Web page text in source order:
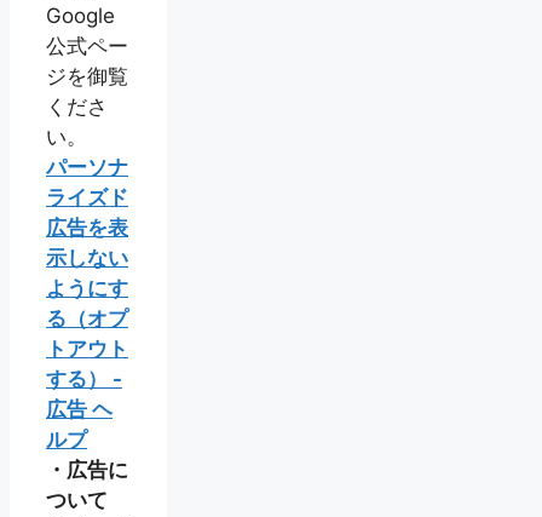
Google
公式ペー
ジを御覧
くださ
い。
パーソナ
ライズド
広告を表
示しない
ようにす
る（オプ
トアウト
する） -
広告 ヘ
ルプ
・広告に
ついて